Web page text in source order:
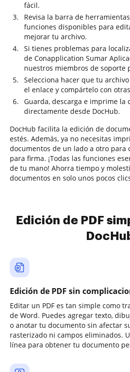
fácil.
Revisa la barra de
funciones disponibles para
mejorar tu archivo.
Si tienes problemas para
de Conapplication Sumar
nuestros miembros de soporte
Selecciona hacer que tu
el enlace y compártelo con
Guarda, descarga e imprime la
directamente desde DocHub.
DocHub facilita la edición de
estés. Además, ya no necesitas
documentos de un lado a otro para
para firma. ¡Todas las funciones
de tu mano! Ahorra tiempo y
documentos en solo unos pocos
Edición de PDF
Edición de PDF sin
Editar un PDF es tan simple como
de Word. Puedes agregar texto,
o anotar tu documento sin afectar
rasterizado ni campos eliminados.
línea para obtener tu documento